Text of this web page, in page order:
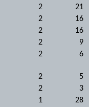
2
21
2
16
2
16
2
9
2 6
2
5
2
3
1
28